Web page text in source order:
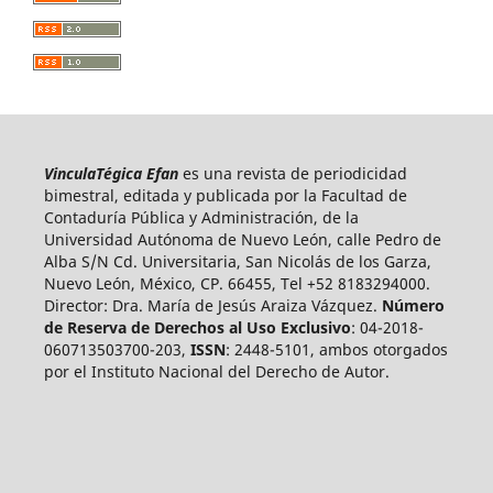
VinculaTégica Efanes una revista de periodicidad
bimestral, editada y publicada por la Facultad de
Contaduría Pública y Administración, de la
Universidad Autónoma de Nuevo León, calle Pedro de
Alba S/N Cd. Universitaria, San Nicolás de los Garza,
Nuevo León, México, CP. 66455, Tel +52 8183294000.
Director: Dra. María de Jesús Araiza Vázquez. Número
de Reserva de Derechos al Uso Exclusivo: 04-2018-
060713503700-203, ISSN: 2448-5101, ambos otorgados
por el Instituto Nacional del Derecho de Autor.